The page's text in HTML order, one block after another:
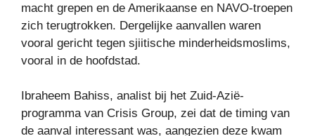
macht grepen en de Amerikaanse en NAVO-troepen
zich terugtrokken. Dergelijke aanvallen waren
vooral gericht tegen sjiitische minderheidsmoslims,
vooral in de hoofdstad.
Ibraheem Bahiss, analist bij het Zuid-Azië-
programma van Crisis Group, zei dat de timing van
de aanval interessant was, aangezien deze kwam